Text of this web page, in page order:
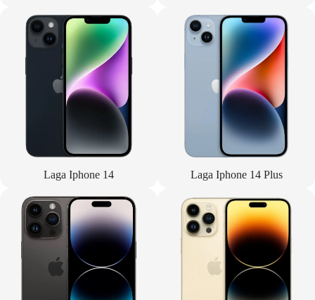
Laga Iphone 14 Laga Iphone 14 Plus